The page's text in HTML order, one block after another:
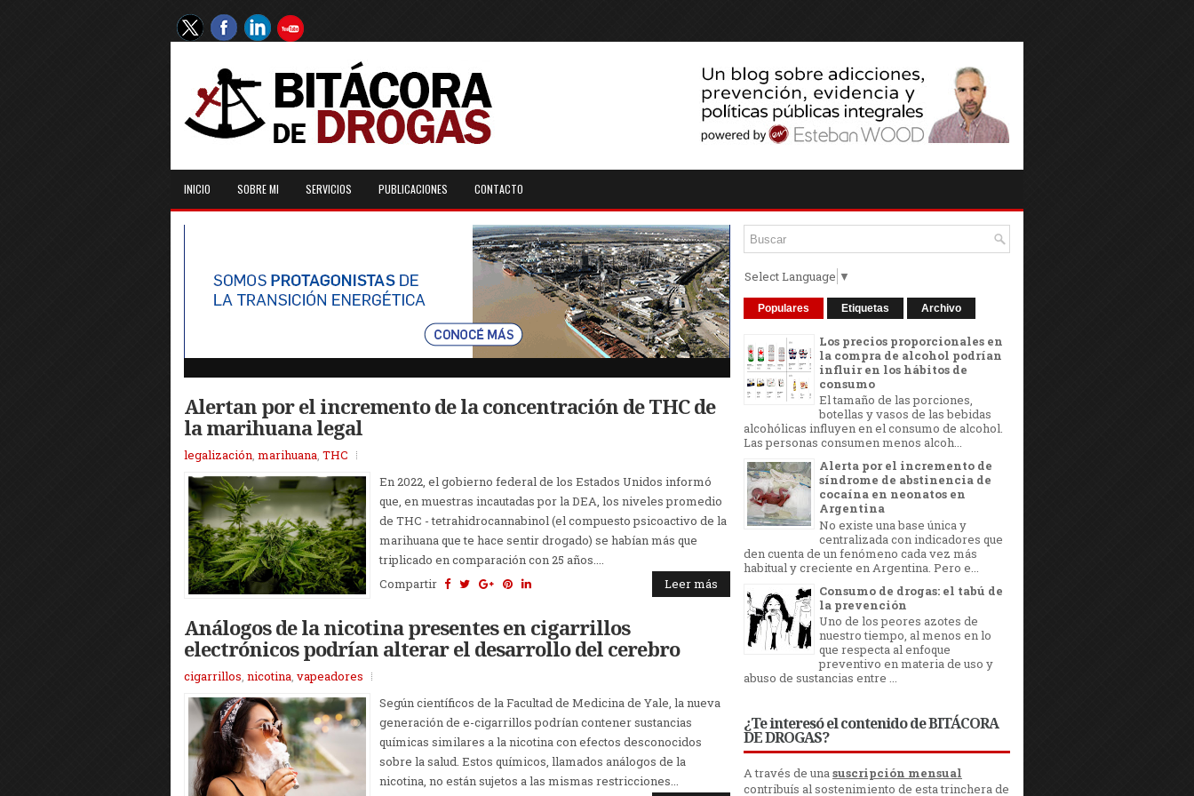
INICIO SOBRE MI SERVICIOS PUBLICACIONES CONTACTO
Alertan por el incremento de la concentración de THC de
la marihuana legal
legalización, marihuana, THC
En 2022, el gobierno federal de los Estados Unidos informó
que, en muestras incautadas por la DEA, los niveles promedio
de THC - tetrahidrocannabinol (el compuesto psicoactivo de la
marihuana que te hace sentir drogado) se habían más que
triplicado en comparación con 25 años....
Compartir
Leer más
Análogos de la nicotina presentes en cigarrillos
electrónicos podrían alterar el desarrollo del cerebro
cigarrillos, nicotina, vapeadores
Según científicos de la Facultad de Medicina de Yale, la nueva
generación de e-cigarrillos podrían contener sustancias
químicas similares a la nicotina con efectos desconocidos
sobre la salud. Estos químicos, llamados análogos de la
nicotina, no están sujetos a las mismas restricciones...
Select Language ▼
Populares Etiquetas Archivo
Los precios proporcionales en
la compra de alcohol podrían
influir en los hábitos de
consumo
El tamaño de las porciones,
botellas y vasos de las bebidas
alcohólicas influyen en el consumo de alcohol.
Las personas consumen menos alcoh...
Alerta por el incremento de
síndrome de abstinencia de
cocaína en neonatos en
Argentina
No existe una base única y
centralizada con indicadores que
den cuenta de un fenómeno cada vez más
habitual y creciente en Argentina. Pero e...
Consumo de drogas: el tabú de
la prevención
Uno de los peores azotes de
nuestro tiempo, al menos en lo
que respecta al enfoque
preventivo en materia de uso y
abuso de sustancias entre ...
¿Te interesó el contenido de BITÁCORA
DE DROGAS?
A través de unasuscripción mensual
contribuís al sostenimiento de esta trinchera de